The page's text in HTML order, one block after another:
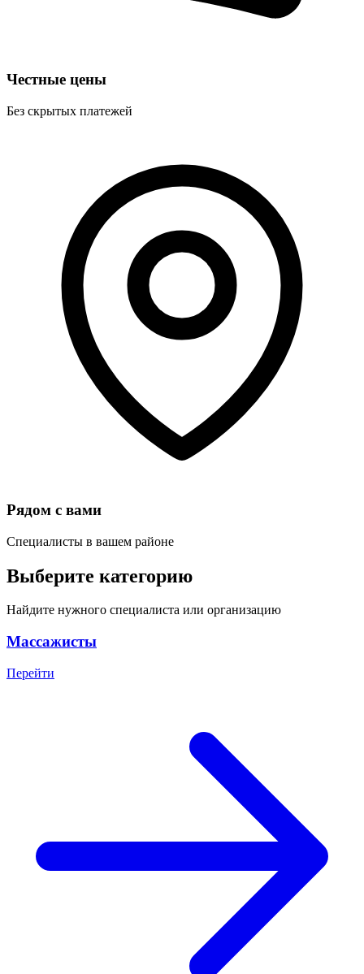
Честные цены
Без скрытых платежей
Рядом с вами
Специалисты в вашем районе
Выберите категорию
Найдите нужного специалиста или организацию
Массажисты
Перейти